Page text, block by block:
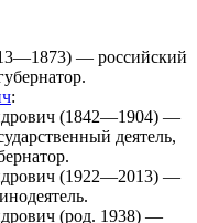
— российский
:
(1842—1904) —
деятель,
(1922—2013) —
(род. 1938) —